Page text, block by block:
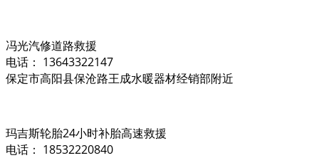
冯光汽修道路救援
电话： 13643322147
保定市高阳县保沧路王成水暖器材经销部附近
玛吉斯轮胎24小时补胎高速救援
电话： 18532220840